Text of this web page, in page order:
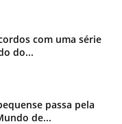
com uma série
do...
passa pela
de...